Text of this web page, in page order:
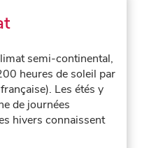
semi-continental,
heures de soleil par
Les étés y
de journées
hivers connaissent